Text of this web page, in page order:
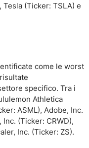
Tesla (Ticker: TSLA) e
come le worst
specifico. Tra i
Athletica
ASML), Adobe, Inc.
(Ticker: CRWD),
Inc. (Ticker: ZS).